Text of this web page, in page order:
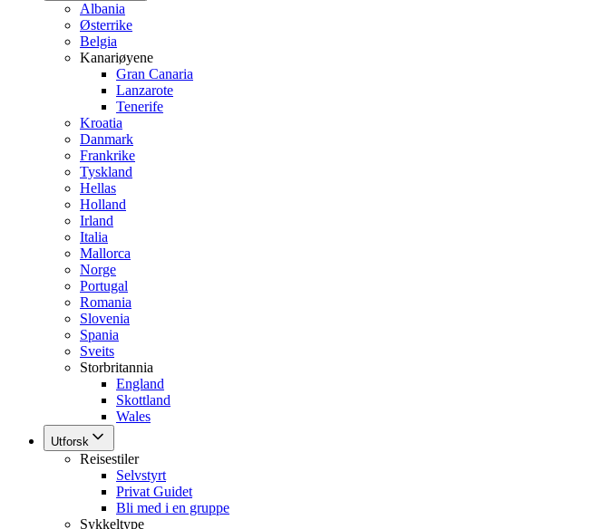
Albania
Østerrike
Belgia
Kanariøyene
Gran Canaria
Lanzarote
Tenerife
Kroatia
Danmark
Frankrike
Tyskland
Hellas
Holland
Irland
Italia
Mallorca
Norge
Portugal
Romania
Slovenia
Spania
Sveits
Storbritannia
England
Skottland
Wales
Utforsk
Reisestiler
Selvstyrt
Privat Guidet
Bli med i en gruppe
Sykkeltype